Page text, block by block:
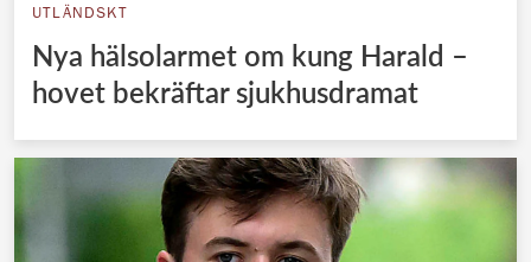
UTLÄNDSKT
Nya hälsolarmet om kung Harald –
hovet bekräftar sjukhusdramat